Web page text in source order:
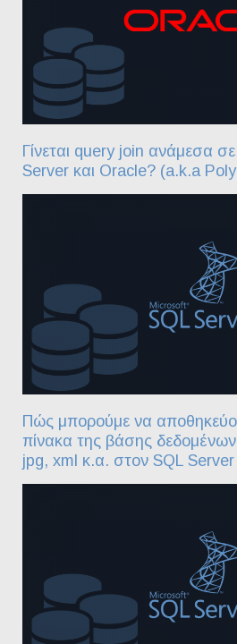
Γίνεται query join ανάμεσα
Server και Oracle? (a.k.a
Πώς μπορούμε να
πίνακα της βάσης
jpg, xml κ.α. στον SQL Server